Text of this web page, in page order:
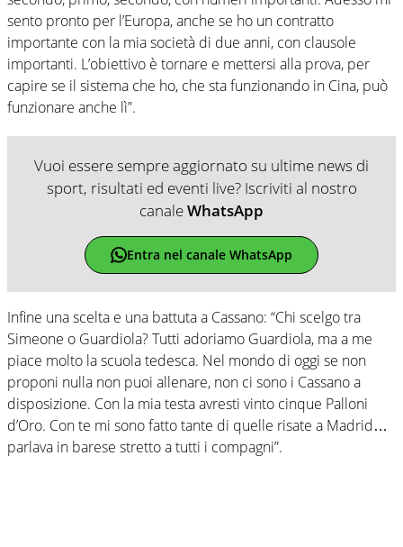
sento pronto per l’Europa, anche se ho un contratto
importante con la mia società di due anni, con clausole
importanti. L’obiettivo è tornare e mettersi alla prova, per
capire se il sistema che ho, che sta funzionando in Cina, può
funzionare anche lì”.
Vuoi essere sempre aggiornato su ultime news di
sport, risultati ed eventi live? Iscriviti al nostro
canaleWhatsApp
Entra nel canale WhatsApp
Infine una scelta e una battuta a Cassano: “Chi scelgo tra
Simeone o Guardiola? Tutti adoriamo Guardiola, ma a me
piace molto la scuola tedesca. Nel mondo di oggi se non
proponi nulla non puoi allenare, non ci sono i Cassano a
disposizione. Con la mia testa avresti vinto cinque Palloni
d’Oro. Con te mi sono fatto tante di quelle risate a Madrid…
parlava in barese stretto a tutti i compagni”.